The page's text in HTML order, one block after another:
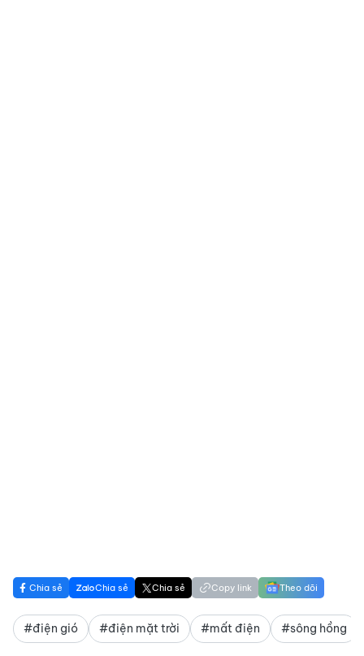
Chia sẻ Chia sẻ Chia sẻ Copy link Theo dõi
#điện gió #điện mặt trời #mất điện #sông hồng